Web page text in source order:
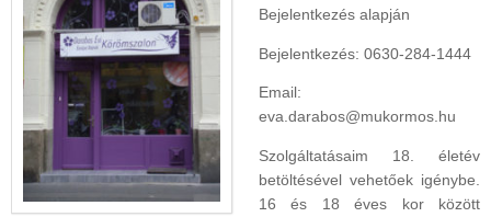
Bejelentkezés alapján
Bejelentkezés: 0630-284-1444
Email:
eva.darabos@mukormos.hu
Szolgáltatásaim 18. életév
betöltésével vehetőek igénybe.
16 és 18 éves kor között